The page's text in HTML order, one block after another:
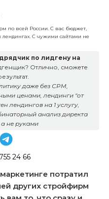
по всей России. С вас бюджет,
лендингах. С чужими сайтами не
по лидгену на
Отлично, сможете
даже без СРМ,
ценами, лендинги "от
лендингов на 1 услугу,
анализ директа
не руками
24 66
потратил
других стройфирм